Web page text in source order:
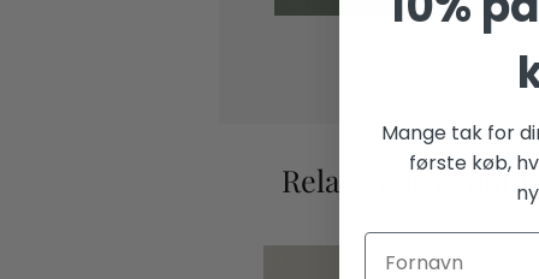
Relaterede
Mange tak for
første køb,